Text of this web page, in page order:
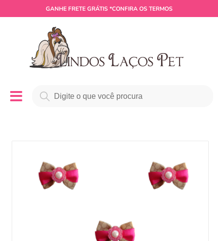
GANHE FRETE GRÁTIS *CONFIRA OS TERMOS